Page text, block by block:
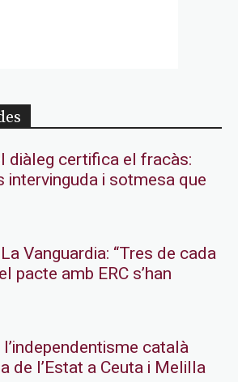
diàleg certifica el fracàs:
intervinguda i sotmesa que
Vanguardia: “Tres de cada
pacte amb ERC s’han
català
de l’Estat a Ceuta i Melilla